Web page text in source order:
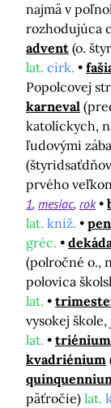
najmä v
rozhodujúca
advent (o.
lat. cirk.
Popolcovej
karneval
katolíckych,
ľudovými
prvého
1 mesiac rok
lat. kniž.
gréc.
(polročné o.,
polovica
lat.
vysokej
lat.
triénium
kvadriénium
päťročie) lat.